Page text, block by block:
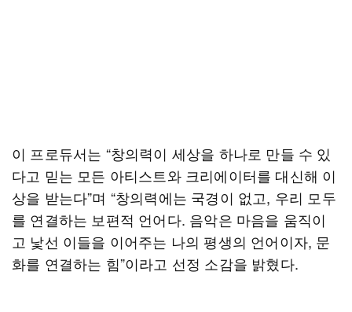
이 프로듀서는 “창의력이 세상을 하나로 만들 수 있
다고 믿는 모든 아티스트와 크리에이터를 대신해 이
상을 받는다”며 “창의력에는 국경이 없고, 우리 모두
를 연결하는 보편적 언어다. 음악은 마음을 움직이
고 낯선 이들을 이어주는 나의 평생의 언어이자, 문
화를 연결하는 힘”이라고 선정 소감을 밝혔다.